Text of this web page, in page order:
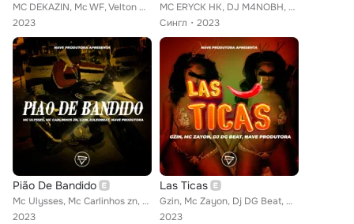
MC DEKAZIN, Mc WF, Velton Mc, MC Erikah, DjLeoBeat, NAVE Produtora
2023
MC ERYCK HK, DJ M4NOBH, NAVE Produtora
Сингл
2023
Pião De Bandido
Mc Ulysses, Mc Carlinhos zn, Gzin, DjLeoBeat, NAVE Produtora
2023
Las Ticas
Gzin, Mc Zayon, Dj DG Beat, NAVE Produtora
2023